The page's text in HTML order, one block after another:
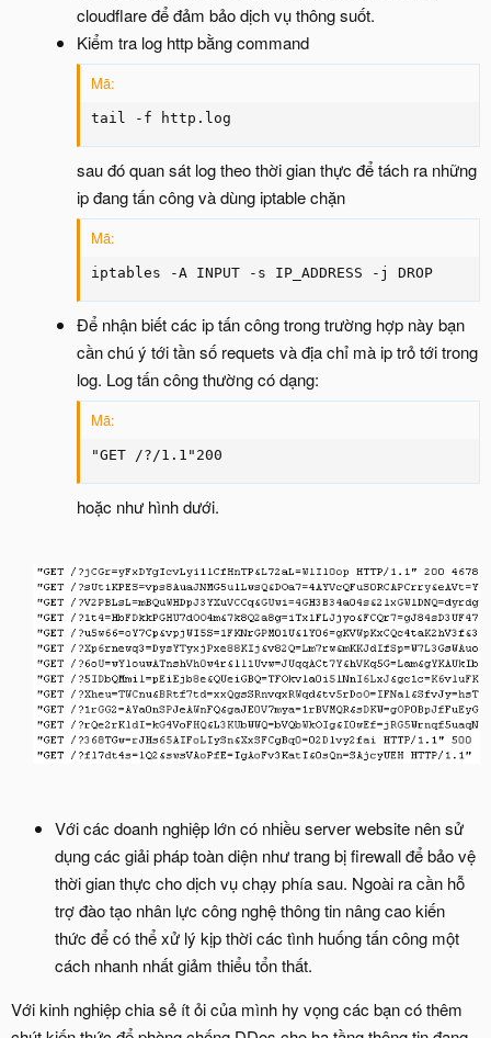
cloudflare để đảm bảo dịch vụ thông suốt.
Kiểm tra log http bằng command
Mã:
tail -f http.log
sau đó quan sát log theo thời gian thực để tách ra những
ip đang tấn công và dùng iptable chặn
Mã:
iptables -A INPUT -s IP_ADDRESS -j DROP
Để nhận biết các ip tấn công trong trường hợp này bạn
cần chú ý tới tần số requets và địa chỉ mà ip trỏ tới trong
log. Log tấn công thường có dạng:
Mã:
"GET /?/1.1"200
hoặc như hình dưới.
Với các doanh nghiệp lớn có nhiều server website nên sử
dụng các giải pháp toàn diện như trang bị firewall để bảo vệ
thời gian thực cho dịch vụ chạy phía sau. Ngoài ra cần hỗ
trợ đào tạo nhân lực công nghệ thông tin nâng cao kiến
thức để có thể xử lý kịp thời các tình huống tấn công một
cách nhanh nhất giảm thiểu tổn thất.
Với kinh nghiệp chia sẻ ít ỏi của mình hy vọng các bạn có thêm